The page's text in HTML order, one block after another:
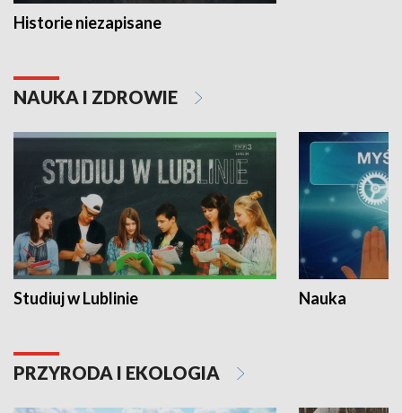
Historie niezapisane
NAUKA I ZDROWIE
Studiuj w Lublinie Nauka
PRZYRODA I EKOLOGIA